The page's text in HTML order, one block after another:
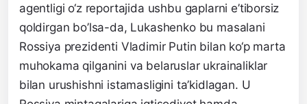
agentligi o‘z reportajida ushbu gaplarni e’tiborsiz
qoldirgan bo’lsa-da, Lukashenko bu masalani
Rossiya prezidenti Vladimir Putin bilan ko‘p marta
muhokama qilganini va belaruslar ukrainaliklar
bilan urushishni istamasligini ta’kidlagan. U